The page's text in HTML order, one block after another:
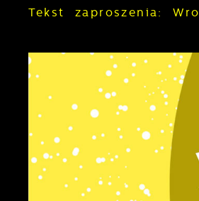
Tekst zaproszenia: